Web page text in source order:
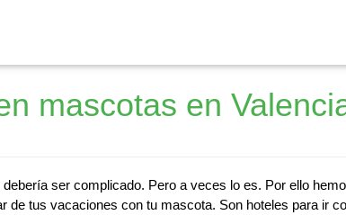
mascotas en
ser complicado. Pero a veces lo es. Por ello
de tus vacaciones con tu mascota. Son hoteles para ir